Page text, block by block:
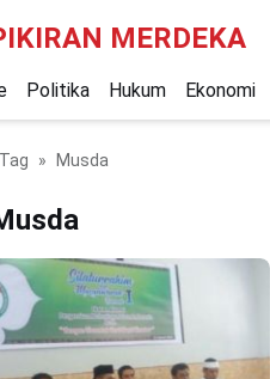
MERDEKA
Politika Hukum Ekonomi
Tag Musda